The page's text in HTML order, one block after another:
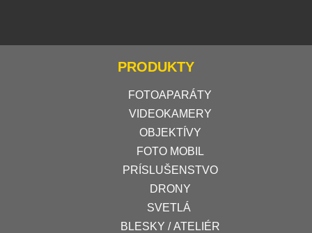
PRODUKTY
FOTOAPARÁTY
VIDEOKAMERY
OBJEKTÍVY
FOTO MOBIL
PRÍSLUŠENSTVO
DRONY
SVETLÁ
BLESKY / ATELIÉR